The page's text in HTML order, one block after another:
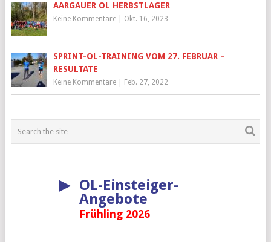
AARGAUER OL HERBSTLAGER
Keine Kommentare| Okt. 16, 2023
SPRINT-OL-TRAINING VOM 27. FEBRUAR –
RESULTATE
Keine Kommentare| Feb. 27, 2022
▶
OL-Einsteiger-
Angebote
Frühling 2026